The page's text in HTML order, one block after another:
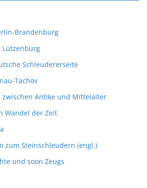
Brandenburg
Lützenburg
Schleudererseite
Tachov
Antike und Mittelalter
Wandel der Zeit
zum Steinschleudern (engl.)
und soon Zeugs